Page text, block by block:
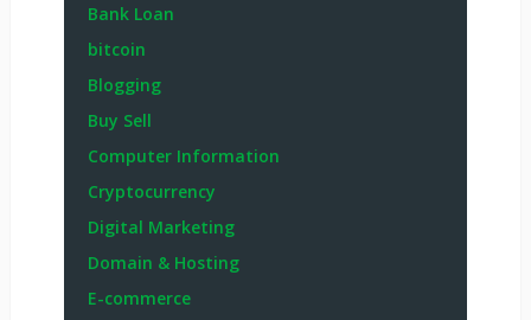
Bank Loan
bitcoin
Blogging
Buy Sell
Computer Information
Cryptocurrency
Digital Marketing
Domain & Hosting
E-commerce